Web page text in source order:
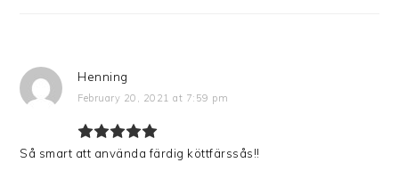
Henning
February 20, 2021 at 7:59 pm
Så smart att använda färdig köttfärssås!!